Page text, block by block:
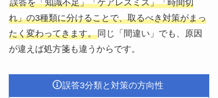
誤答を「知識不足」「ケアレスミス」「時間切
れ」の3種類に分けることで、取るべき対策がまっ
たく変わってきます。同じ「間違い」でも、原因
が違えば処方箋も違うからです。
誤答3分類と対策の方向性